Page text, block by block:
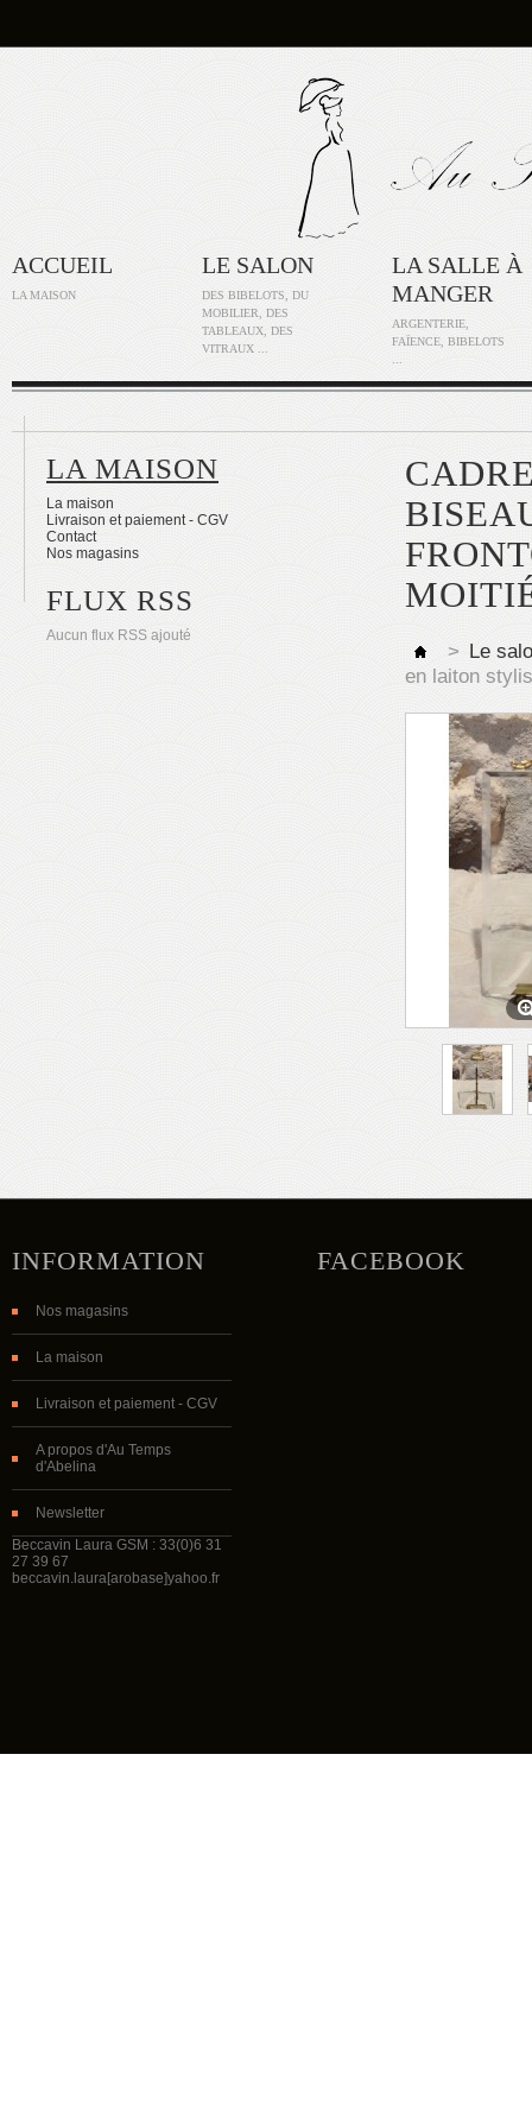
ACCUEIL
LA MAISON
LE SALON
DES BIBELOTS, DU
MOBILIER, DES
TABLEAUX, DES
VITRAUX ...
LA SALLE À
MANGER
ARGENTERIE,
FAÏENCE, BIBELOTS
LA MAISON
La maison
Livraison et paiement - CGV
Contact
Nos magasins
FLUX RSS
Aucun flux RSS ajouté
> Le
en laiton
INFORMATION
Nos magasins
La maison
Livraison et paiement - CGV
A propos d'Au Temps
d'Abelina
Newsletter
Beccavin Laura GSM : 33(0)6 31
27 39 67
beccavin.laura[arobase]yahoo.fr
FACEBOOK